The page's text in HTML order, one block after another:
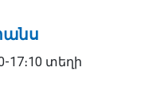
17։10 տեղի